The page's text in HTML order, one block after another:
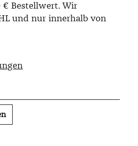
€ Bestellwert. Wir
und nur innerhalb von